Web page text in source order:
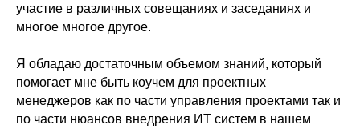
участие в различных совещаниях и заседаниях и
многое многое другое.
Я обладаю достаточным объемом знаний, который
помогает мне быть коучем для проектных
менеджеров как по части управления проектами так и
по части нюансов внедрения ИТ систем в нашем